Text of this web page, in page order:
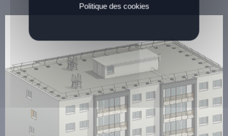
Politique des cookies